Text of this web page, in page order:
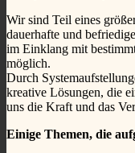
Wir sind Teil eines
dauerhafte und
im Einklang mit
möglich.
Durch
kreative Lösungen, die
uns die Kraft und das
Einige Themen, die